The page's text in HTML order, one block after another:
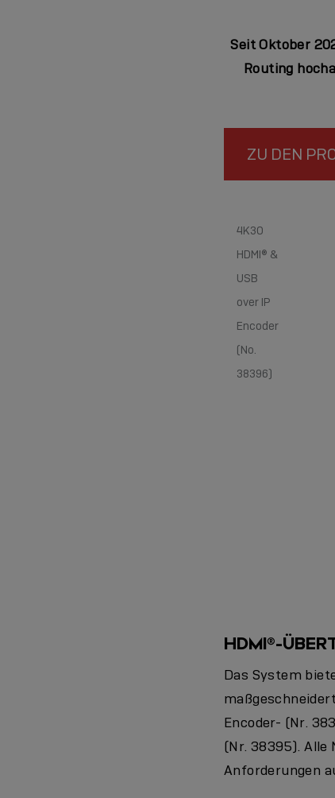
Seit Oktober
Routing
ZU DEN
4K30
HDMI® &
USB
over IP
Encoder
(No.
38396)
HDMI®-
Das System
Encoder- (Nr.
(Nr. 38395). Alle
Anforderungen